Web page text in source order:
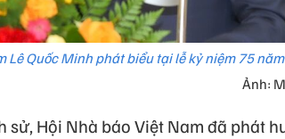
Lê Quốc Minh phát biểu tại lễ kỷ niệm 75
Ảnh:
Hội Nhà báo Việt Nam đã phát